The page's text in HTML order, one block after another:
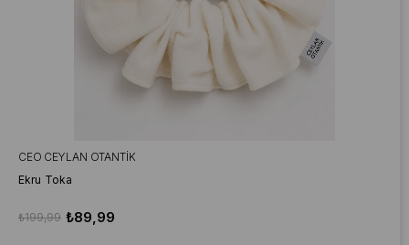
CEO CEYLAN OTANTIK
Ekru Toka
₺89,99
₺199,99